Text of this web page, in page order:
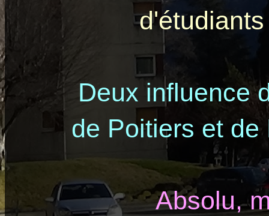
Deux influence
de Poitiers et de
Absolu,